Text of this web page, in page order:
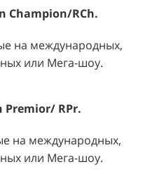
Champion/RCh.
на международных,
или Мега-шоу.
Premior/ RPr.
на международных,
или Мега-шоу.